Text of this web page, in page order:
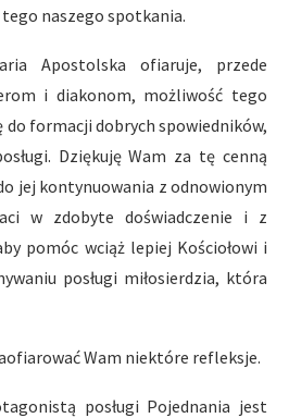
naszego spotkania.
Apostolska ofiaruje, przede
i diakonom, możliwość tego
do formacji dobrych spowiedników,
Dziękuję Wam za tę cenną
jej kontynuowania z odnowionym
w zdobyte doświadczenie i z
pomóc wciąż lepiej Kościołowi i
posługi miłosierdzia, która
Wam niektóre refleksje.
posługi Pojednania jest